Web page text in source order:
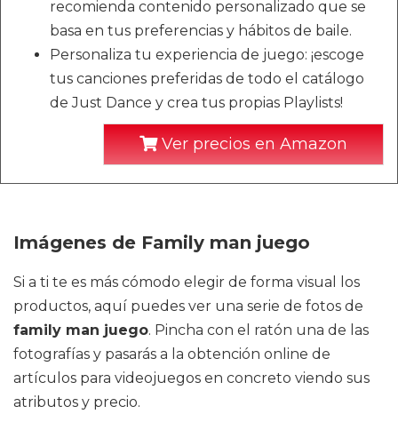
recomienda contenido personalizado que se
basa en tus preferencias y hábitos de baile.
Personaliza tu experiencia de juego: ¡escoge
tus canciones preferidas de todo el catálogo
de Just Dance y crea tus propias Playlists!
Ver precios en Amazon
Imágenes de Family man juego
Si a ti te es más cómodo elegir de forma visual los
productos, aquí puedes ver una serie de fotos de
family man juego. Pincha con el ratón una de las
fotografías y pasarás a la obtención online de
artículos para videojuegos en concreto viendo sus
atributos y precio.